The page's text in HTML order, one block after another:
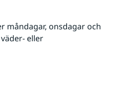
måndagar, onsdagar och
eller